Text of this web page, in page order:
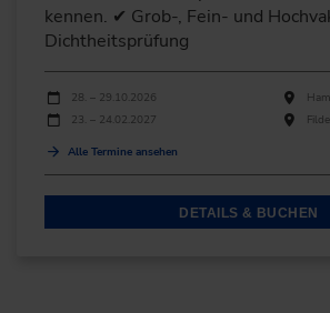
kennen. ✔ Grob-, Fein- und
Dichtheitsprüfung
Durchführungen
Veranstaltungsdatum
28. – 29.10.2026
23. – 24.02.2027
Alle Termine ansehen
DETAILS & BUCHEN